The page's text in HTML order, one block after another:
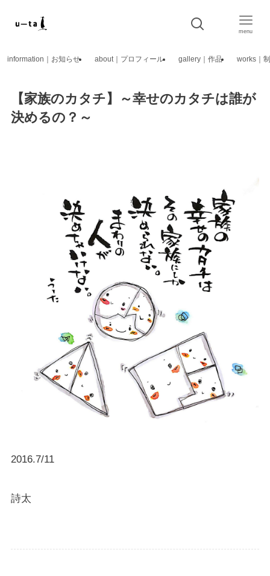
menu
information｜お知らせ about｜プロフィール gallery｜作品 works｜
【家族のカタチ】～幸せのカタチは誰が
決めるの？～
2016.7/11
詩太